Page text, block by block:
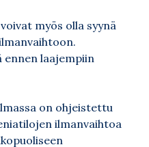
myös olla syynä
laajempiin
on ohjeistettu
ilmanvaihtoa